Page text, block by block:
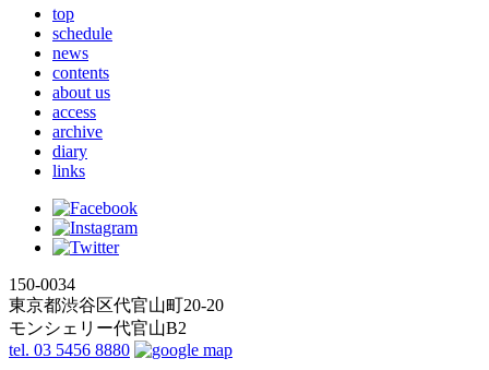
top
schedule
news
contents
about us
access
archive
diary
links
150-0034
東京都渋谷区代官山町20-20
モンシェリー代官山B2
tel. 03 5456 8880